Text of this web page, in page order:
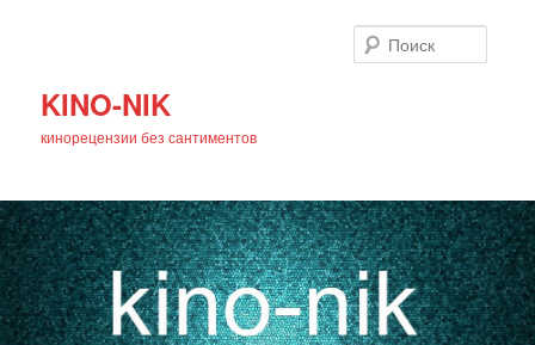
KINO-NIK
кинорецензии без сантиментов